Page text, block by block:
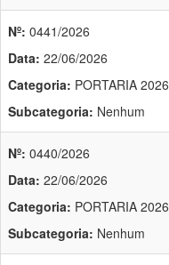
Nº: 0441/2026
Data: 22/06/2026
Categoria: PORTARIA 2026
Subcategoria: Nenhum
Nº: 0440/2026
Data: 22/06/2026
Categoria: PORTARIA 2026
Subcategoria: Nenhum